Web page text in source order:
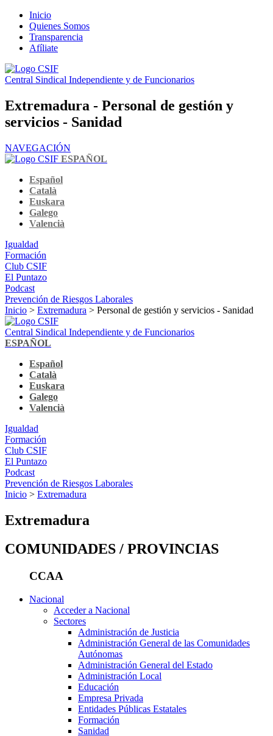
Inicio
Quienes Somos
Transparencia
Afíliate
Central Sindical Independiente y de Funcionarios
Extremadura - Personal de gestión y
servicios - Sanidad
NAVEGACIÓN
ESPAÑOL
Español
Català
Euskara
Galego
Valencià
Igualdad
Formación
Club CSIF
El Puntazo
Podcast
Prevención de Riesgos Laborales
Inicio > Extremadura > Personal de gestión y servicios - Sanidad
Central Sindical Independiente y de Funcionarios
ESPAÑOL
Español
Català
Euskara
Galego
Valencià
Igualdad
Formación
Club CSIF
El Puntazo
Podcast
Prevención de Riesgos Laborales
Inicio > Extremadura
Extremadura
COMUNIDADES / PROVINCIAS
CCAA
Nacional
Acceder a Nacional
Sectores
Administración de Justicia
Administración General de las Comunidades
Autónomas
Administración General del Estado
Administración Local
Educación
Empresa Privada
Entidades Públicas Estatales
Formación
Sanidad